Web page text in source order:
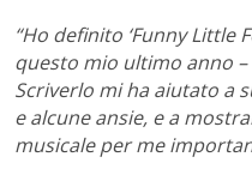
“Ho definito ‘Funny Little
questo mio ultimo anno
Scriverlo mi ha aiutato a
e alcune ansie, e a
musicale per me